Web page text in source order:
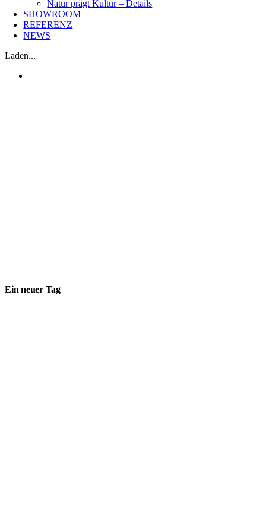
Natur prägt Kultur – Details
SHOWROOM
REFERENZ
NEWS
Laden...
Ein neuer Tag